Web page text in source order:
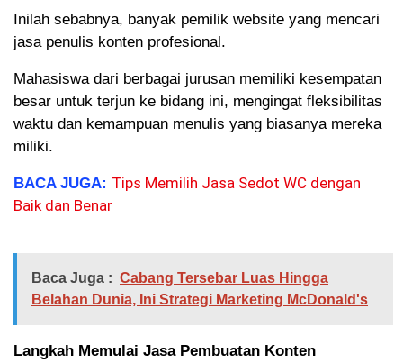
Inilah sebabnya, banyak pemilik website yang mencari
jasa penulis konten profesional.
Mahasiswa dari berbagai jurusan memiliki kesempatan
besar untuk terjun ke bidang ini, mengingat fleksibilitas
waktu dan kemampuan menulis yang biasanya mereka
miliki.
BACA JUGA: Tips Memilih Jasa Sedot WC dengan
Baik dan Benar
Baca Juga : Cabang Tersebar Luas Hingga
Belahan Dunia, Ini Strategi Marketing McDonald's
Langkah Memulai Jasa Pembuatan Konten